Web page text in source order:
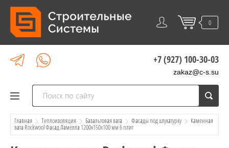
0
+7 (927) 100-30-03
zakaz@c-s.su
Главная Теплоизоляция Базальтовая вата Фасады под штукатурку
  Каменная
вата Rockwool Фасад Ламелла 1200x150x100 мм 6 плит